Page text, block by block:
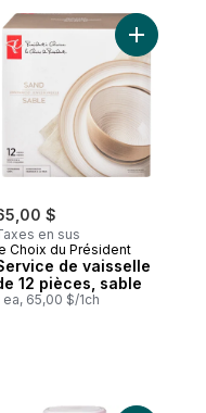
isotherme en acier
$
en sus
Choix du Président
de vaisselle
12 pièces, sable
ea, 65,00 $/1ch
Ajouter